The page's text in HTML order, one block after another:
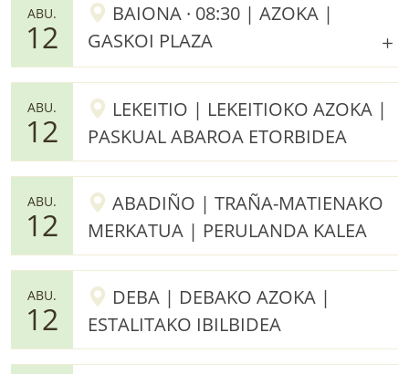
ABU.
12
BAIONA · 08:30 | AZOKA |
GASKOI PLAZA
ABU.
12
LEKEITIO | LEKEITIOKO AZOKA |
PASKUAL ABAROA ETORBIDEA
ABU.
12
ABADIÑO | TRAÑA-MATIENAKO
MERKATUA | PERULANDA KALEA
ABU.
12
DEBA | DEBAKO AZOKA |
ESTALITAKO IBILBIDEA